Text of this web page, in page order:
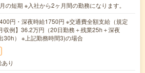
の短期 ※入社から2ヶ月間の勤務になります。
円・深夜時給1750円 ※交通費全額支給（規定
収例】36.2万円（20日勤務＋残業25h＋深夜
30h） ※上記勤務時間3)の場合
り